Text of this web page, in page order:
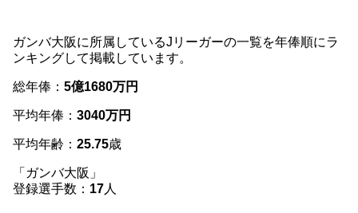
ガンバ大阪に所属しているJリーガーの一覧を年俸順にラ
ンキングして掲載しています。
総年俸： 5億1680万円
平均年俸： 3040万円
平均年齢： 25.75歳
「ガンバ大阪」
登録選手数： 17人